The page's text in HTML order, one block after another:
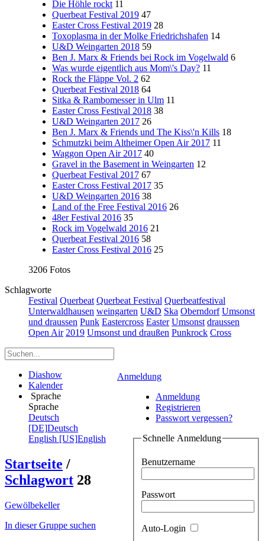
Die Höhle rockt 11
Querbeat Festival 2019 47
Easter Cross Festival 2019 28
Toxoplasma in der Molke Friedrichshafen 14
U&D Weingarten 2018 59
Ben J. Marx & Friends bei Rock im Vogelwald 6
Was wurde eigentlich aus Mom\'s Day? 11
Rock the Fläppe Vol. 2 62
Querbeat Festival 2018 64
Sitka & Rambomesser in Ulm 11
Easter Cross Festival 2018 38
U&D Weingarten 2017 26
Ben J. Marx & Friends und The Kiss\'n Kills 18
Schmutzki beim Altheimer Open Air 2017 11
Waggon Open Air 2017 40
Gravel in the Basement in Weingarten 12
Querbeat Festival 2017 67
Easter Cross Festival 2017 35
U&D Weingarten 2016 38
Land of the Free Festival 2016 26
48er Festival 2016 35
Rock im Vogelwald 2016 21
Querbeat Festival 2016 58
Easter Cross Festival 2016 25
3206 Fotos
Schlagworte
Festival Querbeat Querbeat Festival Querbeatfestival
Unterwaldhausen weingarten U&D Ska Oberndorf Umsonst
und draussen Punk Eastercross Easter Umsonst draussen
Open Air 2019 Umsonst und draußen Punkrock Cross
Anmeldung
Anmeldung
Registrieren
Passwort vergessen?
Schnelle Anmeldung
Benutzername
Passwort
Auto-Login
Diashow
Kalender
Sprache
Sprache
Deutsch
[DE]Deutsch
English [US]English
Startseite /
Schlagwort 28
Gewölbekeller
In dieser Gruppe suchen